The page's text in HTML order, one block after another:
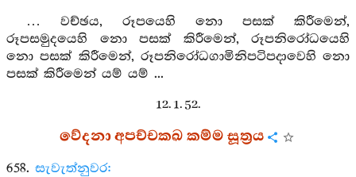
… වච්ඡය, රූපයෙහි නො පසක් කිරීමෙන්,
රූපසමුදයෙහි නො පසක් කිරීමෙන්, රූපනිරෝධයෙහි
නො පසක් කිරීමෙන්, රූපනිරෝධගාමිනිපටිපදාවෙහි නො
පසක් කිරීමෙන් යම් යම් ...
12. 1. 52.
වේදනා අපච්චකඛ කම්ම සූත්‍රය
658. සැවැත්නුවර: